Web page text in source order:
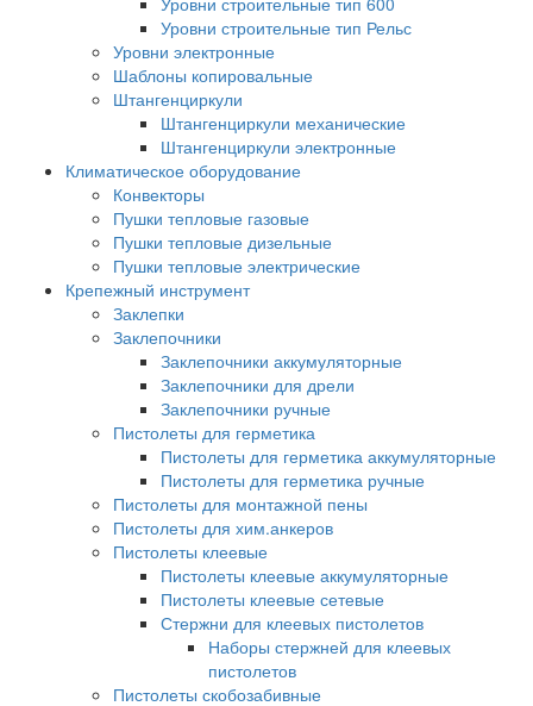
Уровни строительные тип Рельс
Уровни электронные
Шаблоны копировальные
Штангенциркули
Штангенциркули механические
Штангенциркули электронные
Климатическое оборудование
Конвекторы
Пушки тепловые газовые
Пушки тепловые дизельные
Пушки тепловые электрические
Крепежный инструмент
Заклепки
Заклепочники
Заклепочники аккумуляторные
Заклепочники для дрели
Заклепочники ручные
Пистолеты для герметика
Пистолеты для герметика аккумуляторные
Пистолеты для герметика ручные
Пистолеты для монтажной пены
Пистолеты для хим.анкеров
Пистолеты клеевые
Пистолеты клеевые аккумуляторные
Пистолеты клеевые сетевые
Стержни для клеевых пистолетов
Наборы стержней для клеевых
пистолетов
Пистолеты скобозабивные